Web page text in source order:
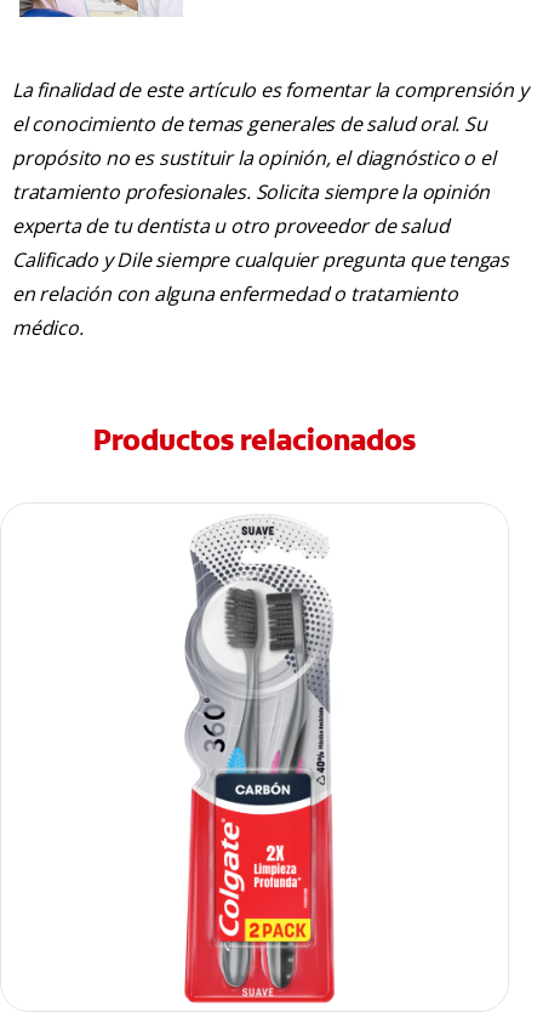
La finalidad de este artículo es fomentar la comprensión y
el conocimiento de temas generales de salud oral. Su
propósito no es sustituir la opinión, el diagnóstico o el
tratamiento profesionales. Solicita siempre la opinión
experta de tu dentista u otro proveedor de salud
Calificado y Dile siempre cualquier pregunta que tengas
en relación con alguna enfermedad o tratamiento
médico.
Productos relacionados